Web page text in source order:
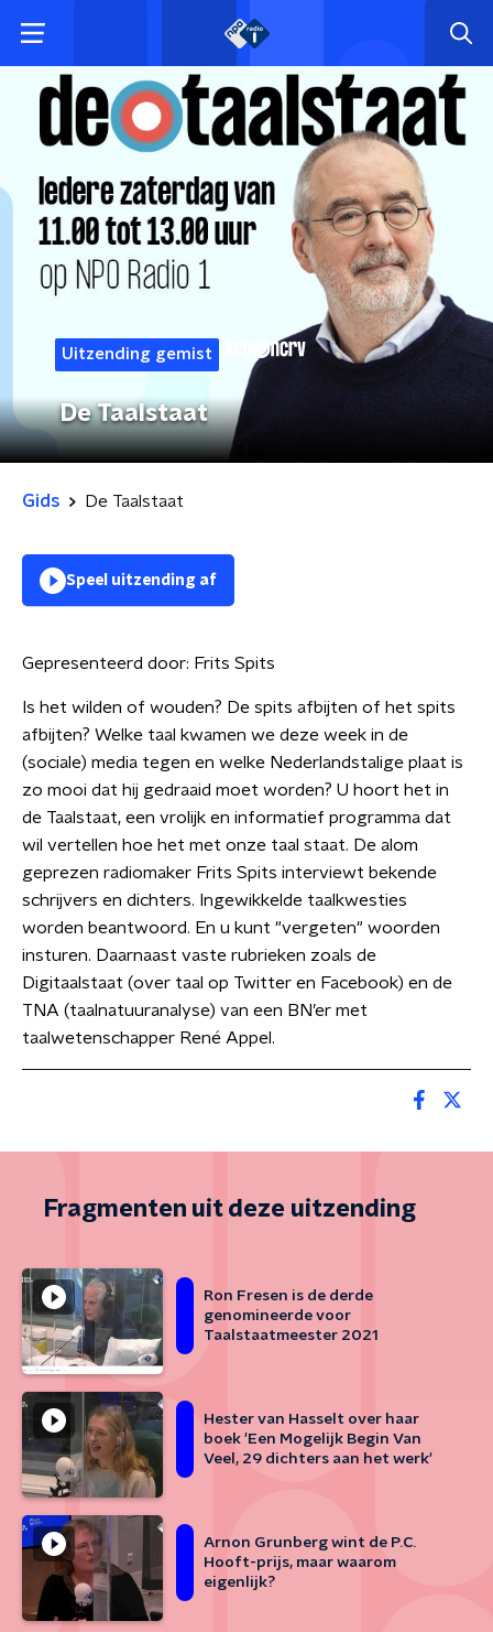
Uitzending gemist
De Taalstaat
Gids De Taalstaat
Speel uitzending af
Gepresenteerd door: Frits Spits
Is het wilden of wouden? De spits afbijten of het spits
afbijten? Welke taal kwamen we deze week in de
(sociale) media tegen en welke Nederlandstalige plaat is
zo mooi dat hij gedraaid moet worden? U hoort het in
de Taalstaat, een vrolijk en informatief programma dat
wil vertellen hoe het met onze taal staat. De alom
geprezen radiomaker Frits Spits interviewt bekende
schrijvers en dichters. Ingewikkelde taalkwesties
worden beantwoord. En u kunt "vergeten" woorden
insturen. Daarnaast vaste rubrieken zoals de
Digitaalstaat (over taal op Twitter en Facebook) en de
TNA (taalnatuuranalyse) van een BN’er met
taalwetenschapper René Appel.
Fragmenten uit deze uitzending
Ron Fresen is de derde
genomineerde voor
Taalstaatmeester 2021
Hester van Hasselt over haar
boek 'Een Mogelijk Begin Van
Veel, 29 dichters aan het werk'
Arnon Grunberg wint de P.C.
Hooft-prijs, maar waarom
eigenlijk?